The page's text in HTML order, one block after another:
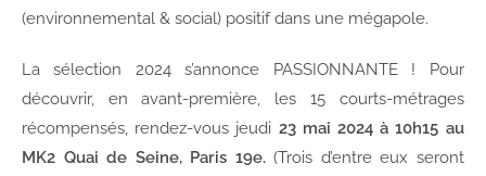
(environnemental & social) positif dans une mégapole.
La sélection 2024 s’annonce PASSIONNANTE ! Pour
découvrir, en avant-première, les 15 courts-métrages
récompensés, rendez-vous jeudi 23 mai 2024 à 10h15 au
MK2 Quai de Seine, Paris 19e.(Trois d’entre eux seront